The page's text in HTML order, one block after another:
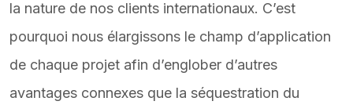
la nature de nos clients internationaux. C’est
pourquoi nous élargissons le champ d’application
de chaque projet afin d’englober d’autres
avantages connexes que la séquestration du